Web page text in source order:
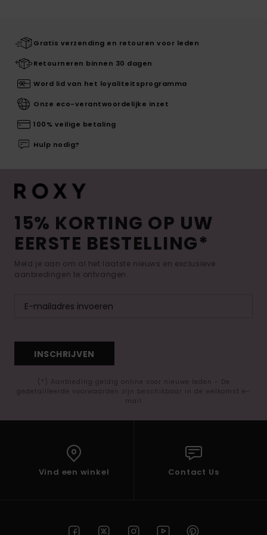
Gratis verzending en retouren voor leden
Retourneren binnen 30 dagen
Word lid van het loyaliteitsprogramma
Onze eco-verantwoordelijke inzet
100% veilige betaling
Hulp nodig?
15% KORTING OP UW
EERSTE BESTELLING*
Meld je aan om al het laatste nieuws en exclusieve
aanbiedingen te ontvangen.
INSCHRIJVEN
(*) Aanbieding geldig online voor nieuwe leden - De
gedetailleerde voorwaarden zijn beschikbaar in de welkomst e-
mail
Vind een winkel Contact Us